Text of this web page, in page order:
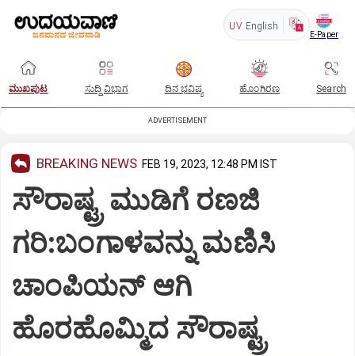
UV English
E-Paper
ಮುಖಪುಟ ಸುದ್ದಿ ವಿಭಾಗ ದಿನ ಭವಿಷ್ಯ ಹೊಂಗಿರಣ Search
ADVERTISEMENT
BREAKING NEWS FEB 19, 2023, 12:48 PM IST
ಸೌರಾಷ್ಟ್ರ ಮುಡಿಗೆ ರಣಜಿ
ಗರಿ:ಬಂಗಾಳವನ್ನು ಮಣಿಸಿ
ಚಾಂಪಿಯನ್‌ ಆಗಿ
ಹೊರಹೊಮ್ಮಿದ ಸೌರಾಷ್ಟ್ರ